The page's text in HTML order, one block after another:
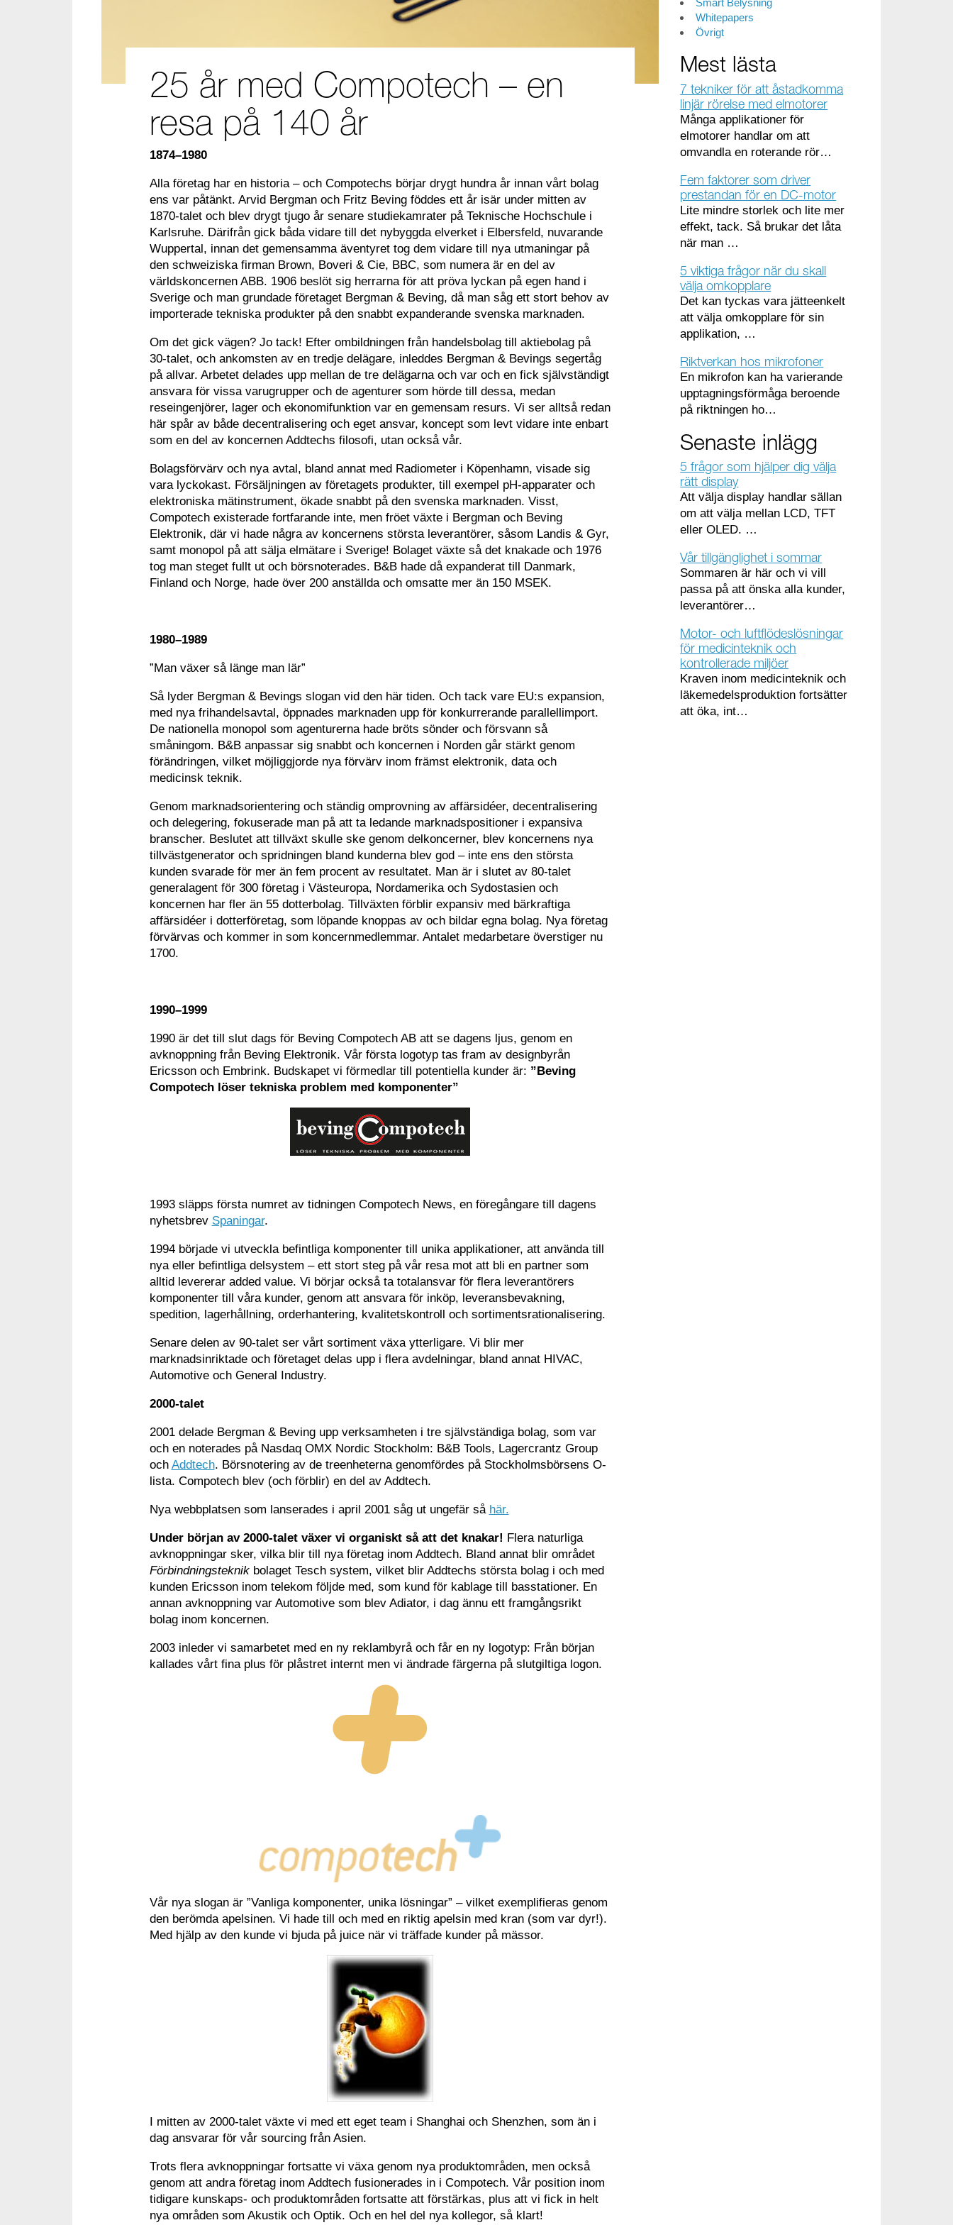
25 år med Compotech – en
resa på 140 år
1874–1980
Alla företag har en historia – och Compotechs börjar drygt hundra år innan vårt bolag
ens var påtänkt. Arvid Bergman och Fritz Beving föddes ett år isär under mitten av
1870-talet och blev drygt tjugo år senare studiekamrater på Teknische Hochschule i
Karlsruhe. Därifrån gick båda vidare till det nybyggda elverket i Elbersfeld, nuvarande
Wuppertal, innan det gemensamma äventyret tog dem vidare till nya utmaningar på
den schweiziska firman Brown, Boveri & Cie, BBC, som numera är en del av
världskoncernen ABB. 1906 beslöt sig herrarna för att pröva lyckan på egen hand i
Sverige och man grundade företaget Bergman & Beving, då man såg ett stort behov av
importerade tekniska produkter på den snabbt expanderande svenska marknaden.
Om det gick vägen? Jo tack! Efter ombildningen från handelsbolag till aktiebolag på
30-talet, och ankomsten av en tredje delägare, inleddes Bergman & Bevings segertåg
på allvar. Arbetet delades upp mellan de tre delägarna och var och en fick självständigt
ansvara för vissa varugrupper och de agenturer som hörde till dessa, medan
reseingenjörer, lager och ekonomifunktion var en gemensam resurs. Vi ser alltså redan
här spår av både decentralisering och eget ansvar, koncept som levt vidare inte enbart
som en del av koncernen Addtechs filosofi, utan också vår.
Bolagsförvärv och nya avtal, bland annat med Radiometer i Köpenhamn, visade sig
vara lyckokast. Försäljningen av företagets produkter, till exempel pH-apparater och
elektroniska mätinstrument, ökade snabbt på den svenska marknaden. Visst,
Compotech existerade fortfarande inte, men fröet växte i Bergman och Beving
Elektronik, där vi hade några av koncernens största leverantörer, såsom Landis & Gyr,
samt monopol på att sälja elmätare i Sverige! Bolaget växte så det knakade och 1976
tog man steget fullt ut och börsnoterades. B&B hade då expanderat till Danmark,
Finland och Norge, hade över 200 anställda och omsatte mer än 150 MSEK.
1980–1989
”Man växer så länge man lär”
Så lyder Bergman & Bevings slogan vid den här tiden. Och tack vare EU:s expansion,
med nya frihandelsavtal, öppnades marknaden upp för konkurrerande parallellimport.
De nationella monopol som agenturerna hade bröts sönder och försvann så
småningom. B&B anpassar sig snabbt och koncernen i Norden går stärkt genom
förändringen, vilket möjliggjorde nya förvärv inom främst elektronik, data och
medicinsk teknik.
Genom marknadsorientering och ständig omprovning av affärsidéer, decentralisering
och delegering, fokuserade man på att ta ledande marknadspositioner i expansiva
branscher. Beslutet att tillväxt skulle ske genom delkoncerner, blev koncernens nya
tillvästgenerator och spridningen bland kunderna blev god – inte ens den största
kunden svarade för mer än fem procent av resultatet. Man är i slutet av 80-talet
generalagent för 300 företag i Västeuropa, Nordamerika och Sydostasien och
koncernen har fler än 55 dotterbolag. Tillväxten förblir expansiv med bärkraftiga
affärsidéer i dotterföretag, som löpande knoppas av och bildar egna bolag. Nya företag
förvärvas och kommer in som koncernmedlemmar. Antalet medarbetare överstiger nu
1700.
1990–1999
1990 är det till slut dags för Beving Compotech AB att se dagens ljus, genom en
avknoppning från Beving Elektronik. Vår första logotyp tas fram av designbyrån
Ericsson och Embrink. Budskapet vi förmedlar till potentiella kunder är: ”Beving
Compotech löser tekniska problem med komponenter”
1993 släpps första numret av tidningen Compotech News, en föregångare till dagens
nyhetsbrev Spaningar.
1994 började vi utveckla befintliga komponenter till unika applikationer, att använda till
nya eller befintliga delsystem – ett stort steg på vår resa mot att bli en partner som
alltid levererar added value. Vi börjar också ta totalansvar för flera leverantörers
komponenter till våra kunder, genom att ansvara för inköp, leveransbevakning,
spedition, lagerhållning, orderhantering, kvalitetskontroll och sortimentsrationalisering.
Senare delen av 90-talet ser vårt sortiment växa ytterligare. Vi blir mer
marknadsinriktade och företaget delas upp i flera avdelningar, bland annat HIVAC,
Automotive och General Industry.
2000-talet
2001 delade Bergman & Beving upp verksamheten i tre självständiga bolag, som var
och en noterades på Nasdaq OMX Nordic Stockholm: B&B Tools, Lagercrantz Group
och Addtech. Börsnotering av de treenheterna genomfördes på Stockholmsbörsens O-
lista. Compotech blev (och förblir) en del av Addtech.
Nya webbplatsen som lanserades i april 2001 såg ut ungefär så här.
Under början av 2000-talet växer vi organiskt så att det knakar! Flera naturliga
avknoppningar sker, vilka blir till nya företag inom Addtech. Bland annat blir området
Förbindningsteknikbolaget Tesch system, vilket blir Addtechs största bolag i och med
kunden Ericsson inom telekom följde med, som kund för kablage till basstationer. En
annan avknoppning var Automotive som blev Adiator, i dag ännu ett framgångsrikt
bolag inom koncernen.
2003 inleder vi samarbetet med en ny reklambyrå och får en ny logotyp: Från början
kallades vårt fina plus för plåstret internt men vi ändrade färgerna på slutgiltiga logon.
Vår nya slogan är ”Vanliga komponenter, unika lösningar” – vilket exemplifieras genom
den berömda apelsinen. Vi hade till och med en riktig apelsin med kran (som var dyr!).
Med hjälp av den kunde vi bjuda på juice när vi träffade kunder på mässor.
I mitten av 2000-talet växte vi med ett eget team i Shanghai och Shenzhen, som än i
dag ansvarar för vår sourcing från Asien.
Trots flera avknoppningar fortsatte vi växa genom nya produktområden, men också
genom att andra företag inom Addtech fusionerades in i Compotech. Vår position inom
tidigare kunskaps- och produktområden fortsatte att förstärkas, plus att vi fick in helt
nya områden som Akustik och Optik. Och en hel del nya kollegor, så klart!
Smart Belysning
Whitepapers
Övrigt
Mest lästa
7 tekniker för att åstadkomma
linjär rörelse med elmotorer
Många applikationer för
elmotorer handlar om att
omvandla en roterande rör…
Fem faktorer som driver
prestandan för en DC-motor
Lite mindre storlek och lite mer
effekt, tack. Så brukar det låta
när man …
5 viktiga frågor när du skall
välja omkopplare
Det kan tyckas vara jätteenkelt
att välja omkopplare för sin
applikation, …
Riktverkan hos mikrofoner
En mikrofon kan ha varierande
upptagningsförmåga beroende
på riktningen ho…
Senaste inlägg
5 frågor som hjälper dig välja
rätt display
Att välja display handlar sällan
om att välja mellan LCD, TFT
eller OLED. …
Vår tillgänglighet i sommar
Sommaren är här och vi vill
passa på att önska alla kunder,
leverantörer…
Motor- och luftflödeslösningar
för medicinteknik och
kontrollerade miljöer
Kraven inom medicinteknik och
läkemedelsproduktion fortsätter
att öka, int…